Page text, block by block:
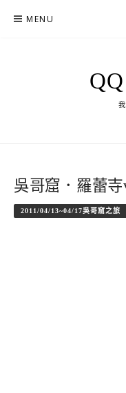
MENU
吳哥窟．羅蕾
2011/04/13~04/17吳哥窟之旅